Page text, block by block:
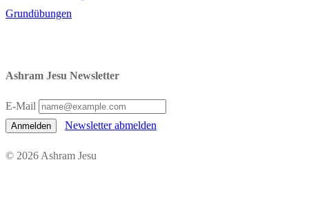
Grundübungen
Ashram Jesu Newsletter
E-Mail
Anmelden Newsletter abmelden
© 2026 Ashram Jesu